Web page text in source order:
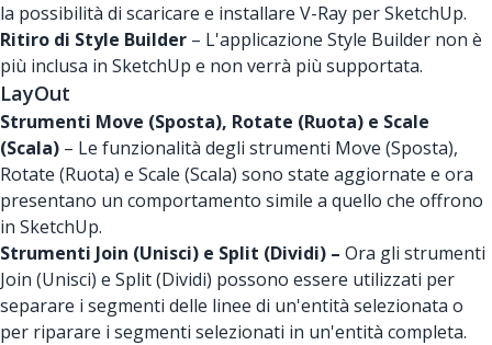
la possibilità di scaricare e installare V-Ray per SketchUp.
Ritiro di Style Builder – L'applicazione Style Builder non è
più inclusa in SketchUp e non verrà più supportata.
LayOut
Strumenti Move (Sposta), Rotate (Ruota) e Scale
(Scala) – Le funzionalità degli strumenti Move (Sposta),
Rotate (Ruota) e Scale (Scala) sono state aggiornate e ora
presentano un comportamento simile a quello che offrono
in SketchUp.
Strumenti Join (Unisci) e Split (Dividi) – Ora gli strumenti
Join (Unisci) e Split (Dividi) possono essere utilizzati per
separare i segmenti delle linee di un'entità selezionata o
per riparare i segmenti selezionati in un'entità completa.